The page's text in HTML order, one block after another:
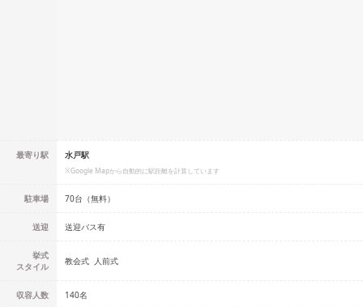
最寄り駅 水戸駅
※Google Mapから自動的に駅距離を計算しています
駐車場 70台（無料）
送迎 送迎バス有
挙式
スタイル
教会式 人前式
収容人数 140名